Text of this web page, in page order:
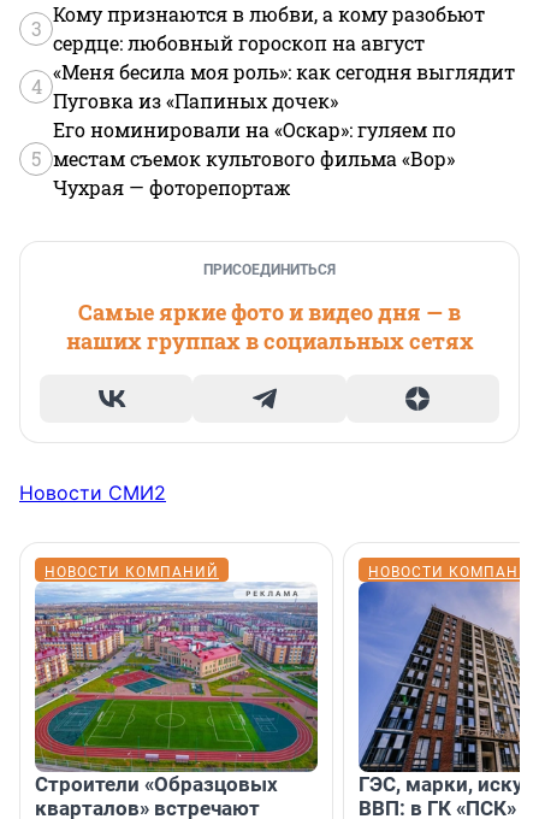
3
Кому признаются в любви, а кому разобьют
сердце: любовный гороскоп на август
4
«Меня бесила моя роль»: как сегодня выглядит
Пуговка из «Папиных дочек»
5
Его номинировали на «Оскар»: гуляем по
местам съемок культового фильма «Вор»
Чухрая — фоторепортаж
ПРИСОЕДИНИТЬСЯ
Самые яркие фото и видео дня — в
наших группах в социальных сетях
Новости СМИ2
НОВОСТИ КОМПАНИЙ
Строители «Образцовых
кварталов» встречают
НОВОСТИ
ГЭС, марки,
ВВП: в ГК «ПСК»